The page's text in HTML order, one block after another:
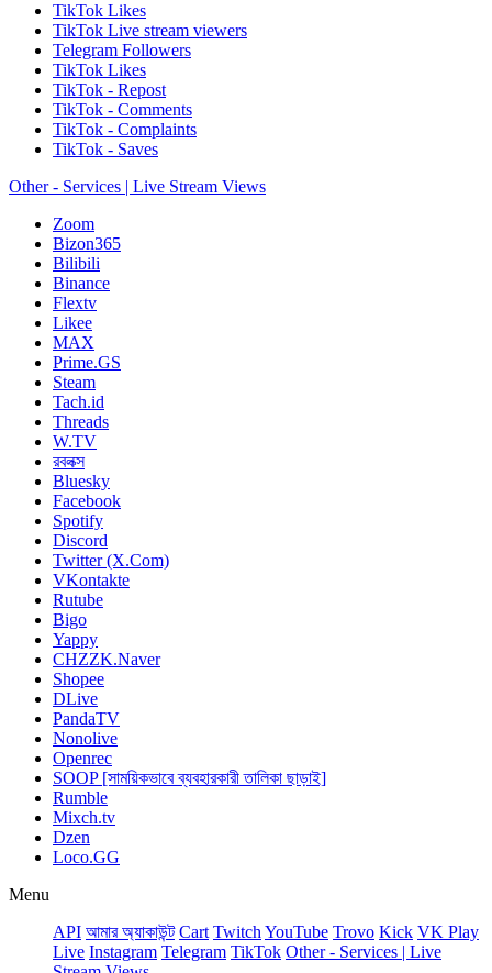
TikTok Likes
TikTok Live stream viewers
Telegram Followers
TikTok Likes
TikTok - Repost
TikTok - Comments
TikTok - Complaints
TikTok - Saves
Other - Services | Live Stream Views
Zoom
Bizon365
Bilibili
Binance
Flextv
Likee
MAX
Prime.GS
Steam
Tach.id
Threads
W.TV
রবলক্স
Bluesky
Facebook
Spotify
Discord
Twitter (X.Com)
VKontakte
Rutube
Bigo
Yappy
CHZZK.Naver
Shopee
DLive
PandaTV
Nonolive
Openrec
SOOP [সাময়িকভাবে ব্যবহারকারী তালিকা ছাড়াই]
Rumble
Mixch.tv
Dzen
Loco.GG
Menu
API আমার অ্যাকাউন্ট Сart Twitch YouTube Trovo Kick VK Play
Live Instagram Telegram TikTok Other - Services | Live